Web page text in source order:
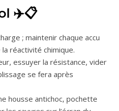
✈️📋
; maintenir chaque accu
réactivité chimique.
essuyer la résistance, vider
se fera après
housse antichoc, pochette